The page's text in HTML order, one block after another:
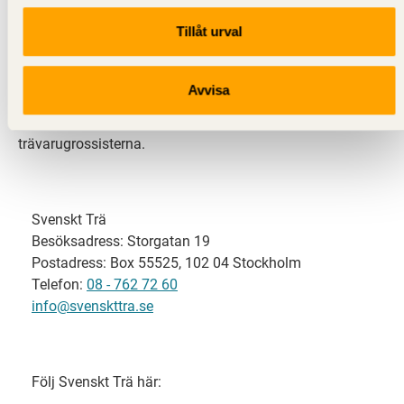
Tillåt urval
Avvisa
Svenskt Trä representerar svensk sågverksindustri
och är en del av branschorganisationen
svensk limträ-, KL-trä- och förpackningsindustri samt
trävarugrossisterna.
Svenskt Trä
Besöksadress: Storgatan 19
Postadress: Box 55525, 102 04 Stockholm
Telefon: 08 - 762 72 60
info@svenskttra.se
Följ Svenskt Trä här: